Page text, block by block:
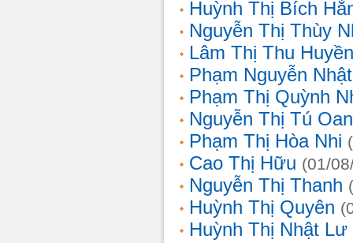
Huỳnh Thị Bích
Nguyễn Thị Thùy
Lâm Thị Thu Huyền
Phạm Nguyễn
Phạm Thị Quỳnh
Nguyễn Thị Tú
Phạm Thị Hòa Nhi
Cao Thị Hữu (01/
Nguyễn Thị Thanh
Huỳnh Thị Quyên
Huỳnh Thị Nhật Lư